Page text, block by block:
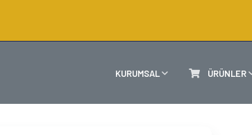
KURUMSAL ÜRÜNLER